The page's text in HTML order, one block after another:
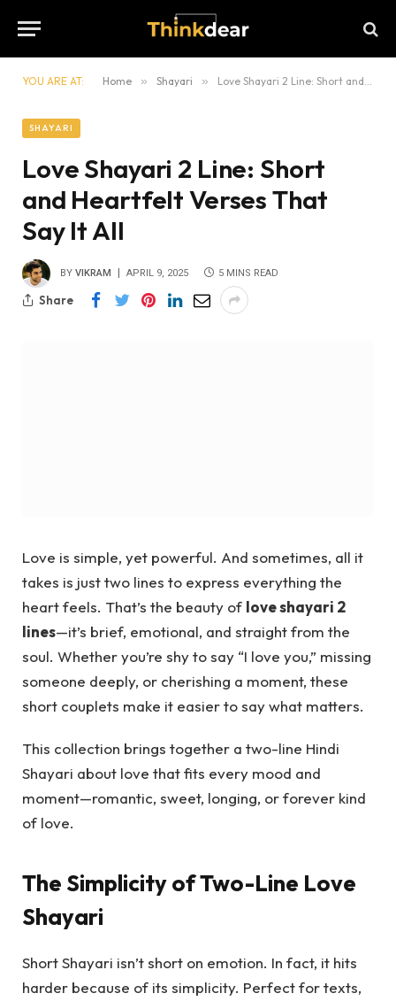
YOU ARE AT: Home » Shayari » Love Shayari 2 Line: Short and Heartfelt Verses That Say It All
SHAYARI
Love Shayari 2 Line: Short
and Heartfelt Verses That
Say It All
BY VIKRAM APRIL 9, 2025 5 MINS READ
Share
Love is simple, yet powerful. And sometimes, all it
takes is just two lines to express everything the
heart feels. That’s the beauty of love shayari 2
lines—it’s brief, emotional, and straight from the
soul. Whether you’re shy to say “I love you,” missing
someone deeply, or cherishing a moment, these
short couplets make it easier to say what matters.
This collection brings together a two-line Hindi
Shayari about love that fits every mood and
moment—romantic, sweet, longing, or forever kind
of love.
The Simplicity of Two-Line Love
Shayari
Short Shayari isn’t short on emotion. In fact, it hits
harder because of its simplicity. Perfect for texts,